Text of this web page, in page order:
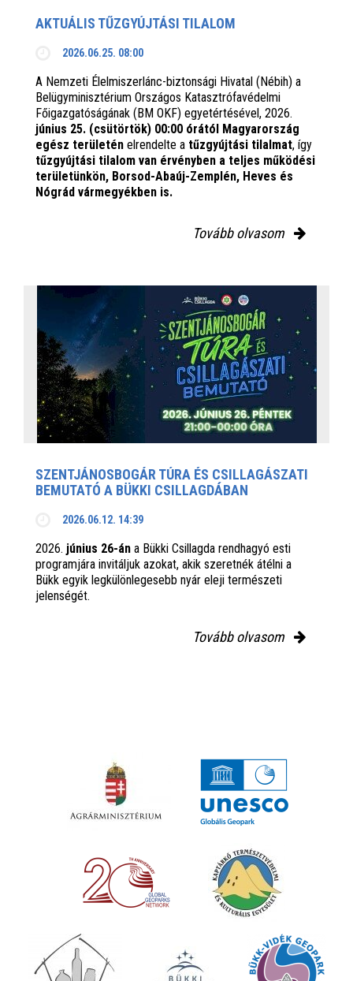
AKTUÁLIS TŰZGYÚJTÁSI TILALOM
2026.06.25. 08:00
A Nemzeti Élelmiszerlánc-biztonsági Hivatal (Nébih) a
Belügyminisztérium Országos Katasztrófavédelmi
Főigazgatóságának (BM OKF) egyetértésével, 2026.
június 25. (csütörtök) 00:00 órától Magyarország
egész területén elrendelte a tűzgyújtási tilalmat, így
tűzgyújtási tilalom van érvényben a teljes működési
területünkön, Borsod-Abaúj-Zemplén, Heves és
Nógrád vármegyékben is.
Tovább olvasom
SZENTJÁNOSBOGÁR TÚRA ÉS CSILLAGÁSZATI
BEMUTATÓ A BÜKKI CSILLAGDÁBAN
2026.06.12. 14:39
2026. június 26-án a Bükki Csillagda rendhagyó esti
programjára invitáljuk azokat, akik szeretnék átélni a
Bükk egyik legkülönlegesebb nyár eleji természeti
jelenségét.
Tovább olvasom